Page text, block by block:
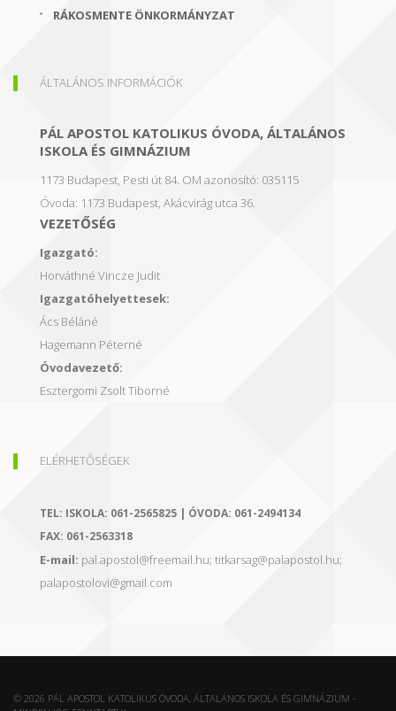
RÁKOSMENTE ÖNKORMÁNYZAT
ÁLTALÁNOS INFORMÁCIÓK
PÁL APOSTOL KATOLIKUS ÓVODA, ÁLTALÁNOS
ISKOLA ÉS GIMNÁZIUM
1173 Budapest, Pesti út 84. OM azonosító: 035115
Óvoda: 1173 Budapest, Akácvirág utca 36.
VEZETŐSÉG
Igazgató:
Horváthné Vincze Judit
Igazgatóhelyettesek:
Ács Béláné
Hagemann Péterné
Óvodavezető:
Esztergomi Zsolt Tiborné
ELÉRHETŐSÉGEK
TEL: ISKOLA: 061-2565825 | ÓVODA: 061-2494134
FAX: 061-2563318
E-mail: pal.apostol@freemail.hu; titkarsag@palapostol.hu;
palapostolovi@gmail.com
© 2026 PÁL APOSTOL KATOLIKUS ÓVODA, ÁLTALÁNOS ISKOLA ÉS GIMNÁZIUM -